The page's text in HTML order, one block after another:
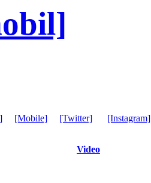
[Mobile] [Twitter] [Instagram]
Video